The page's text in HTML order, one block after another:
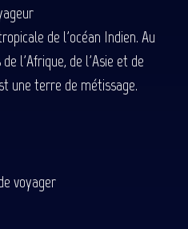
de l'océan Indien. Au
l'Afrique, de l'Asie et de
une terre de métissage.
voyager